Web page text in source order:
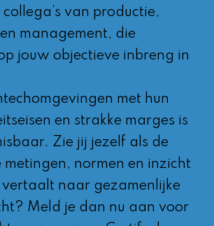
van productie,
management, die
jouw objectieve inbreng in
met hun
en strakke marges is
Zie jij jezelf als de
metingen, normen en inzicht
vertaalt naar gezamenlijke
Meld je dan nu aan voor